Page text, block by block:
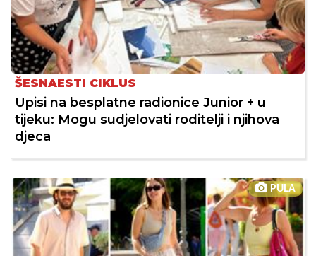
ŠESNAESTI CIKLUS
Upisi na besplatne radionice Junior + u
tijeku: Mogu sudjelovati roditelji i njihova
djeca
PULA